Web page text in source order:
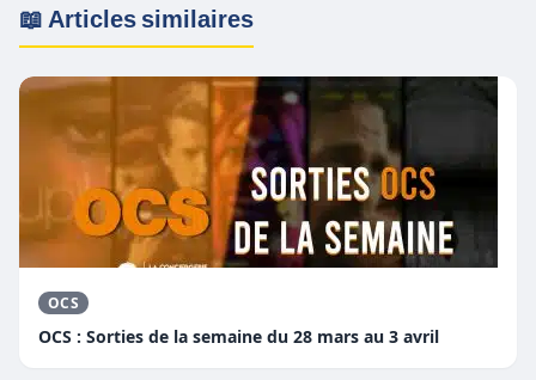
📖 Articles similaires
OCS
OCS : Sorties de la semaine du 28 mars au 3 avril